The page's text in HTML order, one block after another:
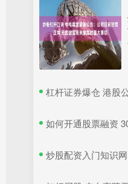
杠杆证券爆仓 港股公告精选｜特海国
如何开通股票融资 300余人到
炒股配资入门知识网 每周股票复